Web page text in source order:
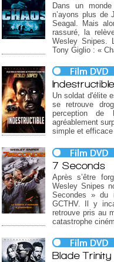
Dans un
n’ayons plus de
Seagal. Mais
rassuré, la
Wesley Snipes.
Tony Giglio : «
Indestructible
Un soldat d'élite
se retrouve
perception
agréablement
simple et
7 Seconds
Après s’être
Wesley Snipes
Secondes » du
GCTHV. Il y
retrouve pris au
catastrophe
Blade Trinity